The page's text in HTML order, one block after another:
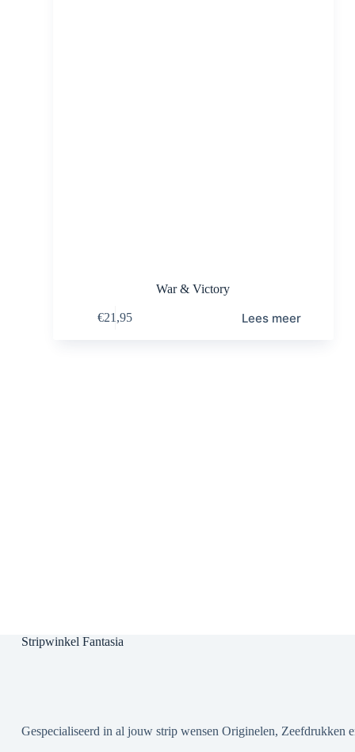
War & Victory
€21,95 Lees meer
Stripwinkel Fantasia
Gespecialiseerd in al jouw strip wensen Originelen, Zeefdrukken